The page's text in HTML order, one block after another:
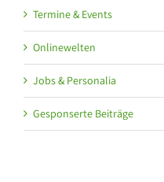
Termine & Events
Onlinewelten
Jobs & Personalia
Gesponserte Beiträge